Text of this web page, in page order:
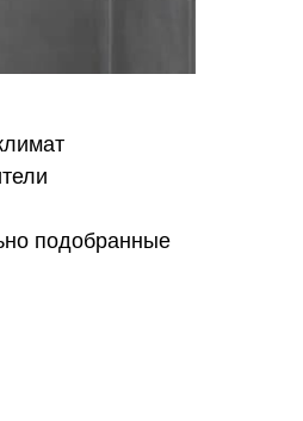
подобранные